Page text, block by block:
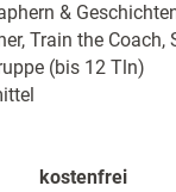
&
Train the Coach,
(bis 12 Tln)
kostenfrei